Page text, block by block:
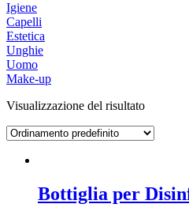
Igiene
Capelli
Estetica
Unghie
Uomo
Make-up
Visualizzazione del risultato
Bottiglia per